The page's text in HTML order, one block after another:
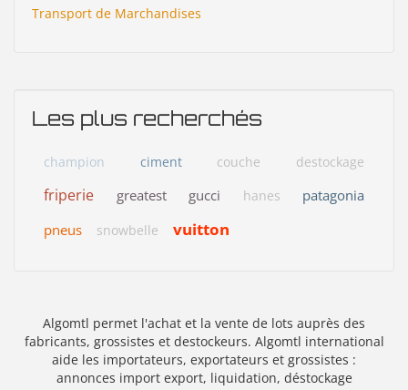
Transport de Marchandises
Les plus recherchés
champion ciment couche destockage
friperie greatest gucci hanes
patagonia
pneus
snowbelle vuitton
Algomtl permet l'achat et la vente de lots auprès des
fabricants, grossistes et destockeurs. Algomtl international
aide les importateurs, exportateurs et grossistes :
annonces import export, liquidation, déstockage